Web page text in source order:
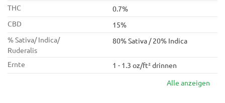
THC
0.7%
CBD
15%
% Sativa/ Indica/
Ruderalis
80% Sativa / 20% Indica
Ernte
1 - 1.3 oz/ft² drinnen
Alle anzeigen